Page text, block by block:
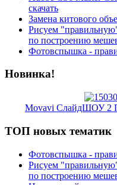
скачать
Замена китового
Рисуем
по построению
Фотовспышка -
Новинка!
Movavi СлайдШОУ 2
ТОП новых тематик
Фотовспышка -
Рисуем
по построению